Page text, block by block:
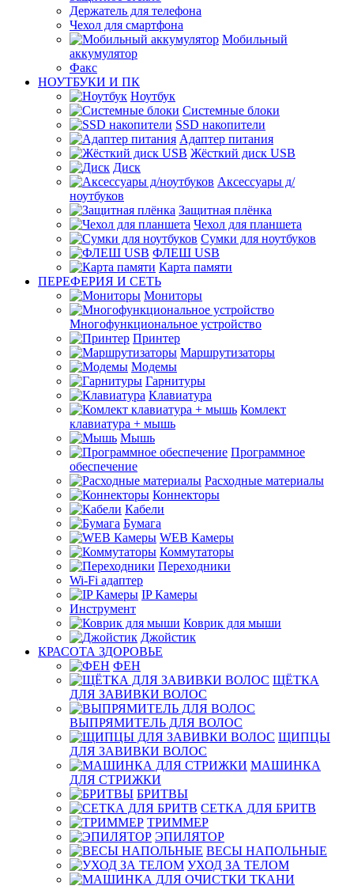
Держатель для телефона
Чехол для смартфона
Мобильный
аккумулятор
Факс
НОУТБУКИ И ПК
Ноутбук
Системные блоки
SSD накопители
Адаптер питания
Жёсткий диск USB
Диск
Аксессуары д/
ноутбуков
Защитная плёнка
Чехол для планшета
Сумки для ноутбуков
ФЛЕШ USB
Карта памяти
ПЕРЕФЕРИЯ И СЕТЬ
Мониторы
Многофункциональное устройство
Принтер
Маршрутизаторы
Модемы
Гарнитуры
Клавиатура
Комлект
клавиатура + мышь
Мышь
Программное
обеспечение
Расходные материалы
Коннекторы
Кабели
Бумага
WEB Камеры
Коммутаторы
Переходники
Wi-Fi адаптер
IP Камеры
Инструмент
Коврик для мыши
Джойстик
КРАСОТА ЗДОРОВЬЕ
ФЕН
ЩЁТКА
ДЛЯ ЗАВИВКИ ВОЛОС
ВЫПРЯМИТЕЛЬ ДЛЯ ВОЛОС
ЩИПЦЫ
ДЛЯ ЗАВИВКИ ВОЛОС
МАШИНКА
ДЛЯ СТРИЖКИ
БРИТВЫ
СЕТКА ДЛЯ БРИТВ
ТРИММЕР
ЭПИЛЯТОР
ВЕСЫ НАПОЛЬНЫЕ
УХОД ЗА ТЕЛОМ